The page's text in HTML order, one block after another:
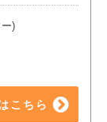
)
こちら